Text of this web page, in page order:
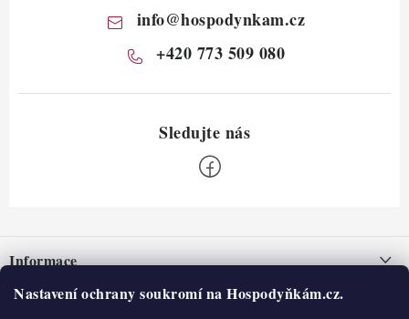
Nastavení ochrany soukromí na Hospodyňkám.cz.
info@hospodynkam.cz
+420 773 509 080
pInformace
Nepřevzetí zásilky na dobírku
O nás